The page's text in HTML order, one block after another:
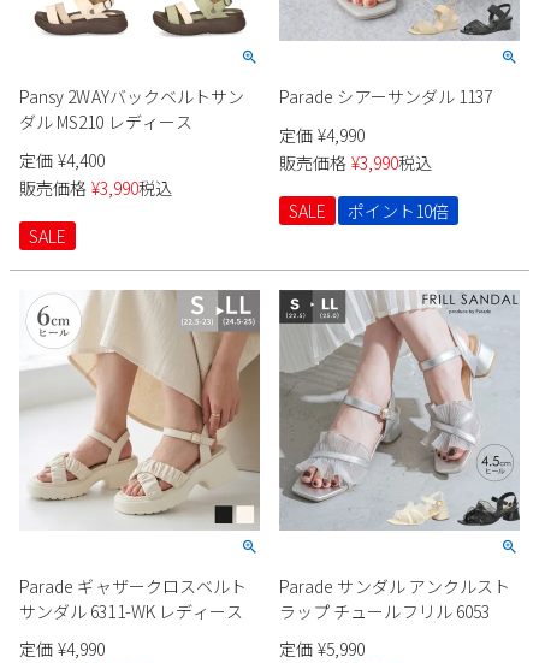
Pansy 2WAYバックベルトサン
ダル MS210 レディース
定価 ¥4,400
販売価格 ¥3,990税込
SALE
Parade シアーサンダル 1137
定価 ¥4,990
販売価格 ¥3,990税込
SALE
ポイント10倍
Parade ギャザークロスベルト
サンダル 6311-WK レディース
定価 ¥4,990
Parade サンダル アンクルスト
ラップ チュールフリル 6053
定価 ¥5,990